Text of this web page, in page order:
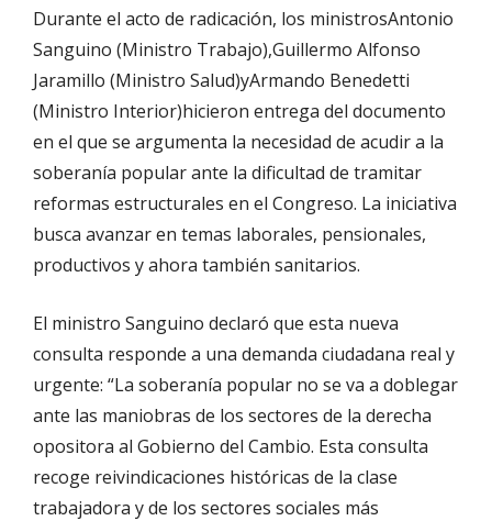
Durante el acto de radicación, los ministrosAntonio
Sanguino (Ministro Trabajo),Guillermo Alfonso
Jaramillo (Ministro Salud)yArmando Benedetti
(Ministro Interior)hicieron entrega del documento
en el que se argumenta la necesidad de acudir a la
soberanía popular ante la dificultad de tramitar
reformas estructurales en el Congreso. La iniciativa
busca avanzar en temas laborales, pensionales,
productivos y ahora también sanitarios.
El ministro Sanguino declaró que esta nueva
consulta responde a una demanda ciudadana real y
urgente: “La soberanía popular no se va a doblegar
ante las maniobras de los sectores de la derecha
opositora al Gobierno del Cambio. Esta consulta
recoge reivindicaciones históricas de la clase
trabajadora y de los sectores sociales más